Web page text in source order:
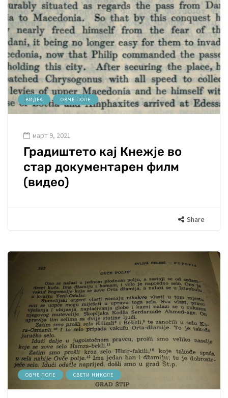
ВИДЕА ОВЧЕ ПОЛЕ
март 9, 2021
Градиштето кај Кнежје во
стар документарен филм
(видео)
Share
ОВЧЕ ПОЛЕ СВЕТИ НИКОЛЕ